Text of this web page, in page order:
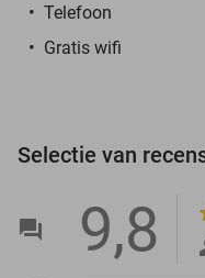
Telefoon
Gratis wifi
Selectie van
9,8